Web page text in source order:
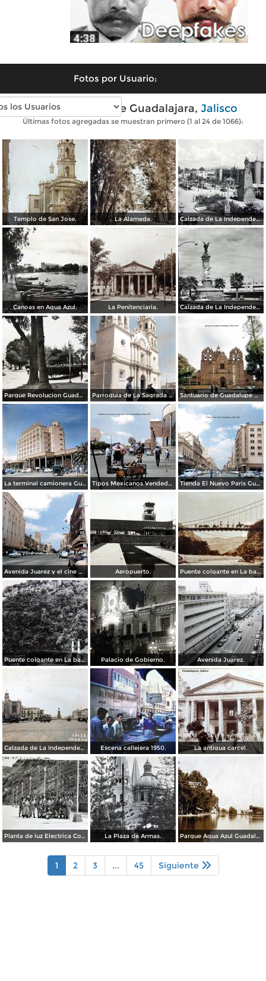
Fotos por Usuario:
Fotos antiguas de Guadalajara, Jalisco
Últimas fotos agregadas se muestran primero (1 al 24 de 1066):
Templo de San Jose. La Alameda. Calzada de La Independencia y Mto. a Juarez Guadalajara, Jalisco. ( Circulada el 5 de Septiembre de 1929 ).
Canoas en Agua Azul. La Penitenciaria. Calzada de La Independencia Guadalajara, Jalisco.
Parque Revolucion Guadalajara, Jalisco. Parroquia de La Sagrada familia Guadalajara, Jalisco 1961. Santuario de Guadalupe Guadalajara, Jalisco 1961.
La terminal camionera Guadalajara, Jalisco 1961 Tipos Mexicanos Vendedor de cocos junto a La terminal camionera Guadalajara, Jalisco 1961 Tienda El Nuevo Paris Guadalajara, Jalisco 1961
Avenida Juarez y el cine Variedades Guadalajara, Jalisco 1961 Aeropuerto. Puente colgante en La barranca de Oblatos.
Puente colgante en La barranca de Oblatos. Palacio de Gobierno. Avenida Juarez.
Calzada de La Independencia Guadalajara, Jalisco. ( Circulada el 10 de Febrero de 1931 ). Escena callejera 1950. La antigua carcel.
Planta de luz Electrica Colimilla. ( Fechada el 1 de Octubre de 1950 ). La Plaza de Armas. Parque Agua Azul Guadalajara, Jalisco.
1 2 3 ... 45 Siguiente